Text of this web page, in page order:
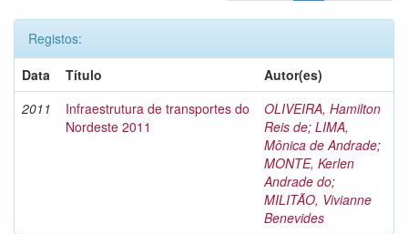
Registos:
Data
Título
Autor(es)
2011
Infraestrutura de transportes do
Nordeste 2011
OLIVEIRA, Hamilton
Reis de; LIMA,
Mônica de Andrade;
MONTE, Kerlen
Andrade do;
MILITÃO, Vivianne
Benevides